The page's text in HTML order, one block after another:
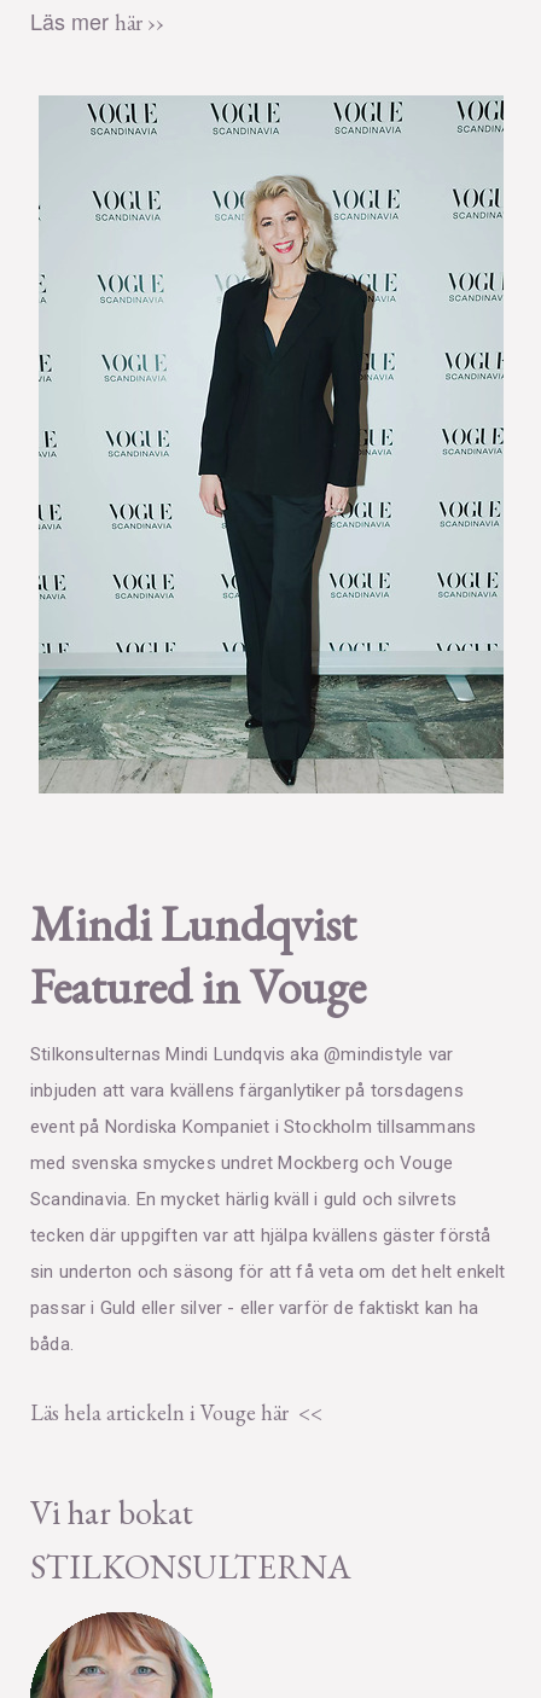
Läs mer här ››
Mindi Lundqvist
Featured in Vouge
Stilkonsulternas Mindi Lundqvis aka @mindistyle var
inbjuden att vara kvällens färganlytiker på torsdagens
event på Nordiska Kompaniet i Stockholm tillsammans
med svenska smyckes undret Mockberg och Vouge
Scandinavia. En mycket härlig kväll i guld och silvrets
tecken där uppgiften var att hjälpa kvällens gäster förstå
sin underton och säsong för att få veta om det helt enkelt
passar i Guld eller silver - eller varför de faktiskt kan ha
båda.
Läs hela artickeln i Vouge här <<
Vi har bokat
STILKONSULTERNA